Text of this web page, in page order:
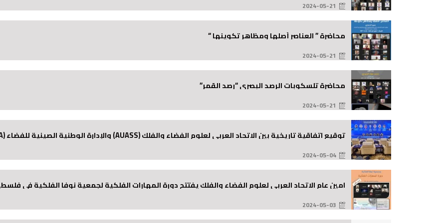
2024-05-21
محاضرة ” العناصر أصلها ومظاهر تكوينها “
Posted
on
2024-05-21
محاضرة تلسكوبات الرصد البصري “رصد القمر”
Posted
on
2024-05-21
توقيع اتفاقية تاريخية بين الاتحاد العربي لعلوم الفضاء والفلك (AUASS) والإدارة الوطنية الصينية للفضاء (CNSA) في مجال استكشاف الفضاء العميق.
Posted
on
2024-05-04
امين عام الاتحاد العربي لعلوم الفضاء والفلك يفتتح دورة المهارات الفلكية لجمعية نوفا الفلكية في
Posted
on
2024-05-03